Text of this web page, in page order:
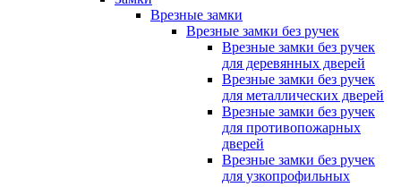
Врезные замки
Врезные замки без ручек
Врезные замки без ручек
для деревянных дверей
Врезные замки без ручек
для металлических дверей
Врезные замки без ручек
для противопожарных
дверей
Врезные замки без ручек
для узкопрофильных